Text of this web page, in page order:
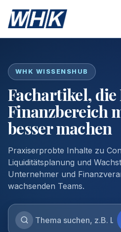
WHK WISSENSHUB
Fachartikel,
Finanzbereich
besser machen
Praxiserprobte Inhalte zu
Liquiditätsplanung und
Unternehmer und
wachsenden Teams.
Blog